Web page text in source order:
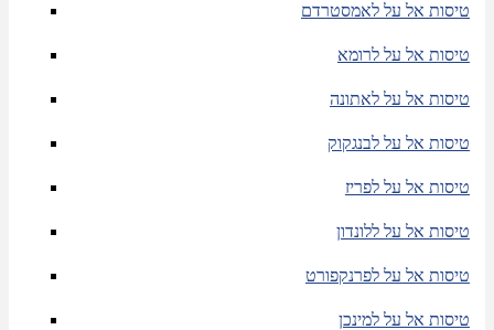
טיסות אל על לאמסטרדם
טיסות אל על לרומא
טיסות אל על לאתונה
טיסות אל על לבנגקוק
טיסות אל על לפריז
טיסות אל על ללונדון
טיסות אל על לפרנקפורט
טיסות אל על למינכן